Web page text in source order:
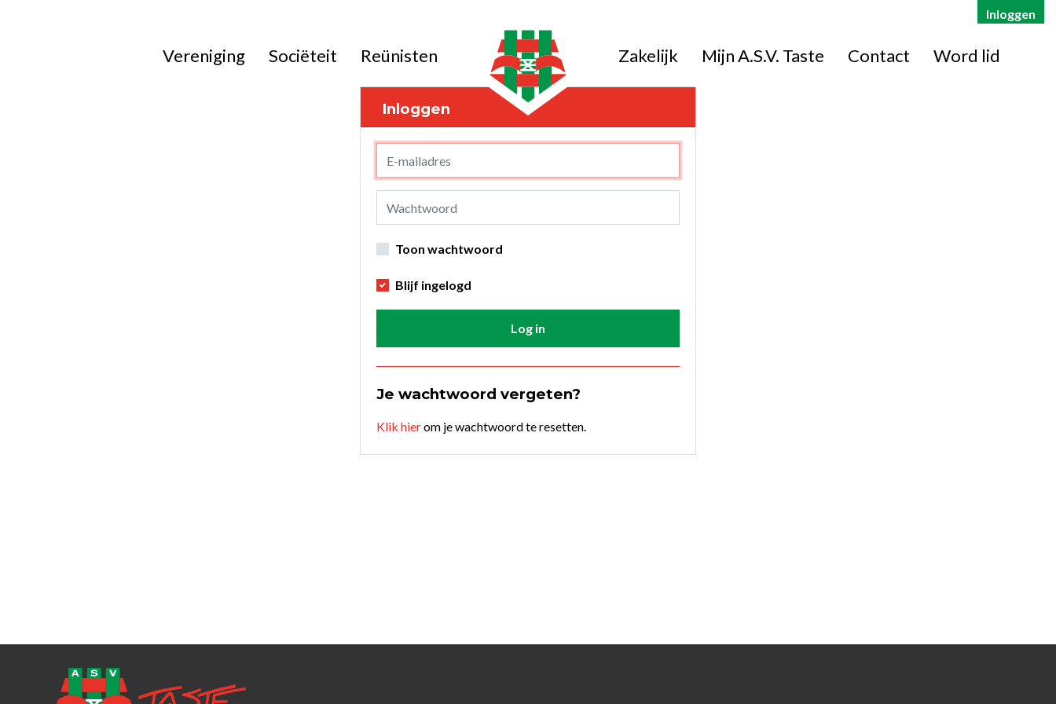
Inloggen
Vereniging Sociëteit Reünisten Zakelijk Mijn A.S.V. Taste Contact Word lid
Inloggen
Toon wachtwoord
Blijf ingelogd
Log in
Je wachtwoord vergeten?
Klik hierom je wachtwoord te resetten.